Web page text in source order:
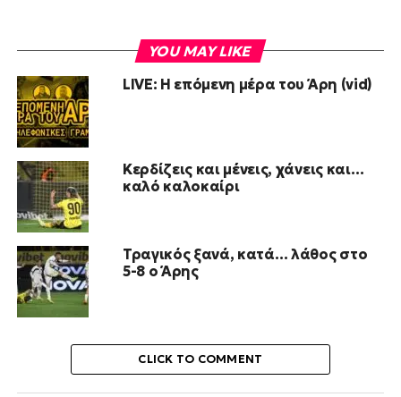
YOU MAY LIKE
LIVE: Η επόμενη μέρα του Άρη (vid)
Κερδίζεις και μένεις, χάνεις και…
καλό καλοκαίρι
Τραγικός ξανά, κατά… λάθος στο
5-8 ο Άρης
CLICK TO COMMENT